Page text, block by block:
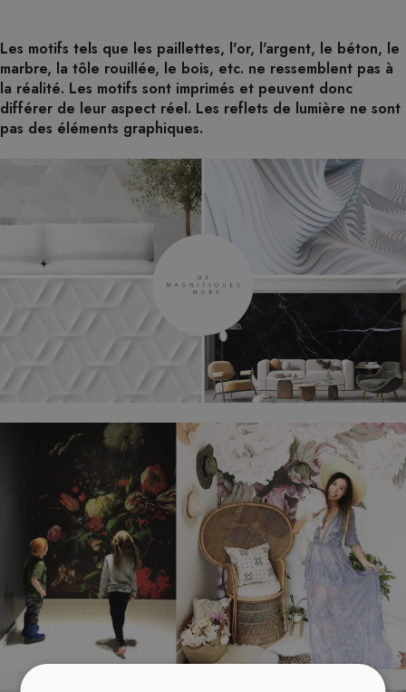
Les motifs tels que les paillettes, l'or, l'argent, le béton, le
marbre, la tôle rouillée, le bois, etc. ne ressemblent pas à
la réalité. Les motifs sont imprimés et peuvent donc
différer de leur aspect réel. Les reflets de lumière ne sont
pas des éléments graphiques.